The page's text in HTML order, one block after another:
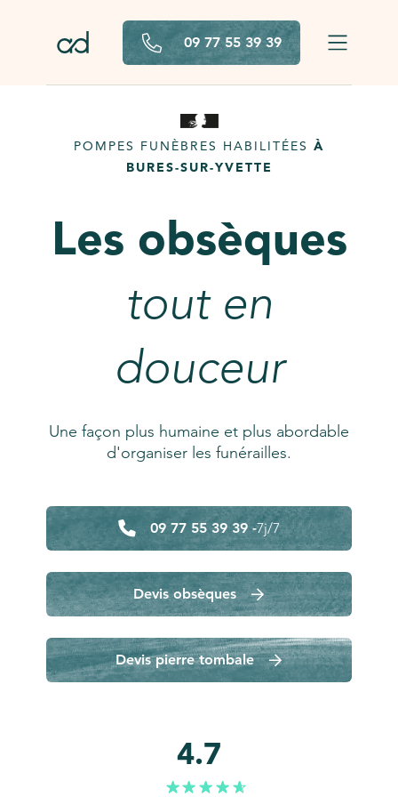
09 77 55 39 39
POMPES FUNÈBRES HABILITÉES À
BURES-SUR-YVETTE
Les obsèques
tout en
douceur
Une façon plus humaine et plus abordable
d'organiser les funérailles.
09 77 55 39 39 -7j/7
Devis obsèques
Devis pierre tombale
4.7